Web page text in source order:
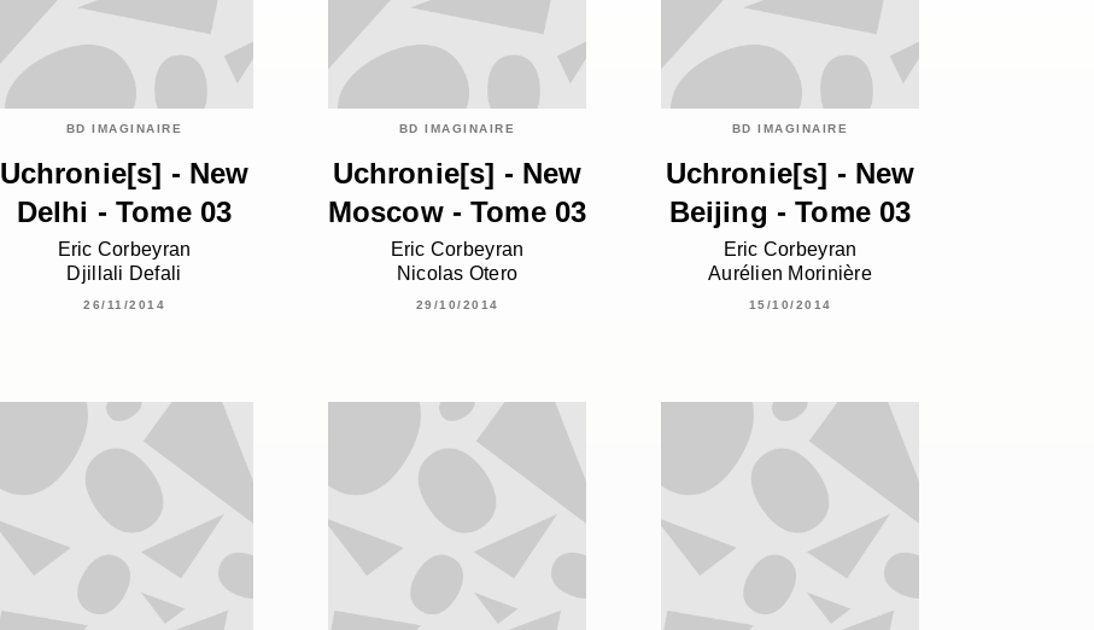
BD IMAGINAIRE
Uchronie[s] - New
Delhi - Tome 03
Eric Corbeyran
Djillali Defali
26/11/2014
BD IMAGINAIRE
Uchronie[s] - New
Moscow - Tome 03
Eric Corbeyran
Nicolas Otero
29/10/2014
BD IMAGINAIRE
Uchronie[s] - New
Beijing - Tome 03
Eric Corbeyran
Aurélien Morinière
15/10/2014